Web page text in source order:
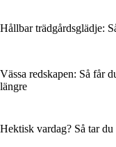
Hållbar trädgårdsglädje:
Vässa redskapen: Så får
längre
Hektisk vardag? Så tar